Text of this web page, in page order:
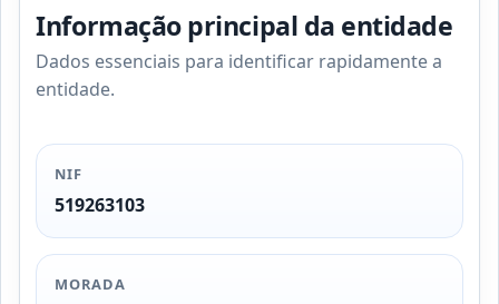
Informação principal da entidade
Dados essenciais para identificar rapidamente a
entidade.
NIF
519263103
MORADA